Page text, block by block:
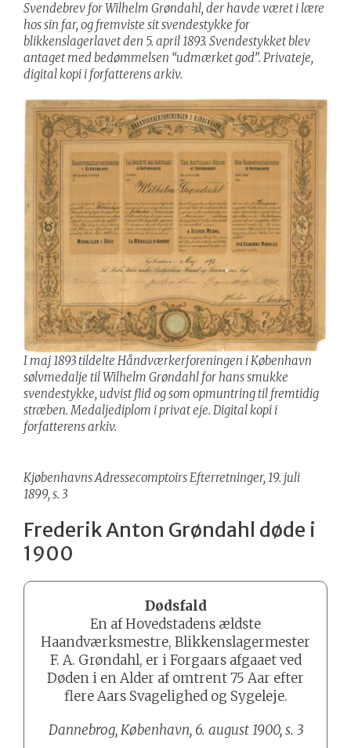
Svendebrev for Wilhelm Grøndahl, der havde været i lære
hos sin far, og fremviste sit svendestykke for
blikkenslagerlavet den 5. april 1893. Svendestykket blev
antaget med bedømmelsen “udmærket god”. Privateje,
digital kopi i forfatterens arkiv.
I maj 1893 tildelte Håndværkerforeningen i København
sølvmedalje til Wilhelm Grøndahl for hans smukke
svendestykke, udvist flid og som opmuntring til fremtidig
stræben. Medaljediplom i privat eje. Digital kopi i
forfatterens arkiv.
Kjøbenhavns Adressecomptoirs Efterretninger, 19. juli
1899, s. 3
Frederik Anton Grøndahl døde i
1900
Dødsfald
En af Hovedstadens ældste
Haandværksmestre, Blikkenslagermester
F. A. Grøndahl, er i Forgaars afgaaet ved
Døden i en Alder af omtrent 75 Aar efter
flere Aars Svagelighed og Sygeleje.
Dannebrog, København, 6. august 1900, s. 3